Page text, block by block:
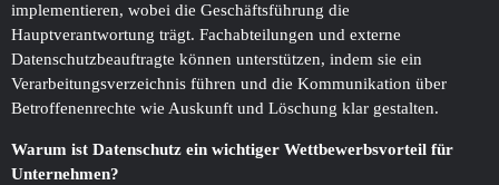
implementieren, wobei die Geschäftsführung die
Hauptverantwortung trägt. Fachabteilungen und externe
Datenschutzbeauftragte können unterstützen, indem sie ein
Verarbeitungsverzeichnis führen und die Kommunikation über
Betroffenenrechte wie Auskunft und Löschung klar gestalten.
Warum ist Datenschutz ein wichtiger Wettbewerbsvorteil für
Unternehmen?